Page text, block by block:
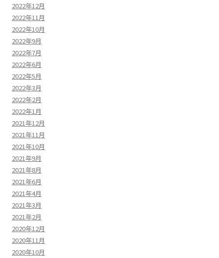
2022年12月
2022年11月
2022年10月
2022年9月
2022年7月
2022年6月
2022年5月
2022年3月
2022年2月
2022年1月
2021年12月
2021年11月
2021年10月
2021年9月
2021年8月
2021年6月
2021年4月
2021年3月
2021年2月
2020年12月
2020年11月
2020年10月